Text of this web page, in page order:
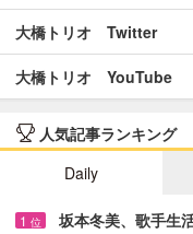
大橋トリオ Twitter
大橋トリオ YouTube
人気記事ランキング
Daily
1 位 坂本冬美、歌手生